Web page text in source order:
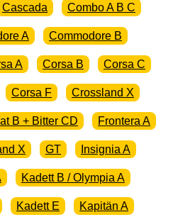
Cascada Combo A B C
A Commodore B
A Corsa B Corsa C
Corsa F Crossland X
B + Bitter CD Frontera A
X GT Insignia A
Kadett B / Olympia A
Kadett E Kapitän A